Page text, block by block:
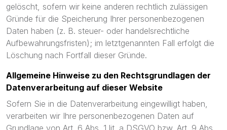
gelöscht, sofern wir keine anderen rechtlich zulässigen
Gründe für die Speicherung Ihrer personenbezogenen
Daten haben (z. B. steuer- oder handelsrechtliche
Aufbewahrungsfristen); im letztgenannten Fall erfolgt die
Löschung nach Fortfall dieser Gründe.
Allgemeine Hinweise zu den Rechtsgrundlagen der
Datenverarbeitung auf dieser Website
Sofern Sie in die Datenverarbeitung eingewilligt haben,
verarbeiten wir Ihre personenbezogenen Daten auf
Grundlage von Art. 6 Abs. 1 lit. a DSGVO bzw. Art. 9 Abs.